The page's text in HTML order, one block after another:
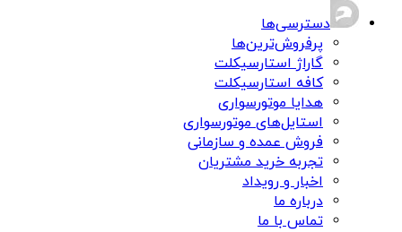
دسترسی‌ها
پرفروش‌ترین‌ها
گاراژ استارسیکلت
کافه استارسیکلت
هدایا موتورسواری
استایل‌های موتورسواری
فروش عمده و سازمانی
تجربه خرید مشتریان
اخبار و رویداد
درباره ما
تماس با ما